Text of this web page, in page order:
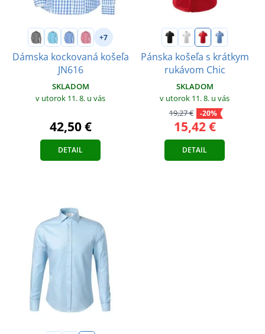
+7
Dámska kockovaná košeľa
JN616
SKLADOM
v utorok 11. 8. u vás
42,50 €
DETAIL
Pánska košeľa s krátkym
rukávom Chic
SKLADOM
v utorok 11. 8. u vás
19,27 €
-20%
15,42 €
DETAIL